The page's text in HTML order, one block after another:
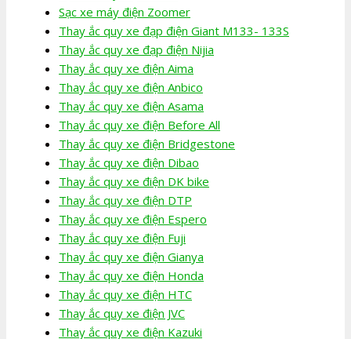
Sạc xe máy điện Zoomer
Thay ắc quy xe đạp điện Giant M133- 133S
Thay ắc quy xe đạp điện Nijia
Thay ắc quy xe điện Aima
Thay ắc quy xe điện Anbico
Thay ắc quy xe điện Asama
Thay ắc quy xe điện Before All
Thay ắc quy xe điện Bridgestone
Thay ắc quy xe điện Dibao
Thay ắc quy xe điện DK bike
Thay ắc quy xe điện DTP
Thay ắc quy xe điện Espero
Thay ắc quy xe điện Fuji
Thay ắc quy xe điện Gianya
Thay ắc quy xe điện Honda
Thay ắc quy xe điện HTC
Thay ắc quy xe điện JVC
Thay ắc quy xe điện Kazuki